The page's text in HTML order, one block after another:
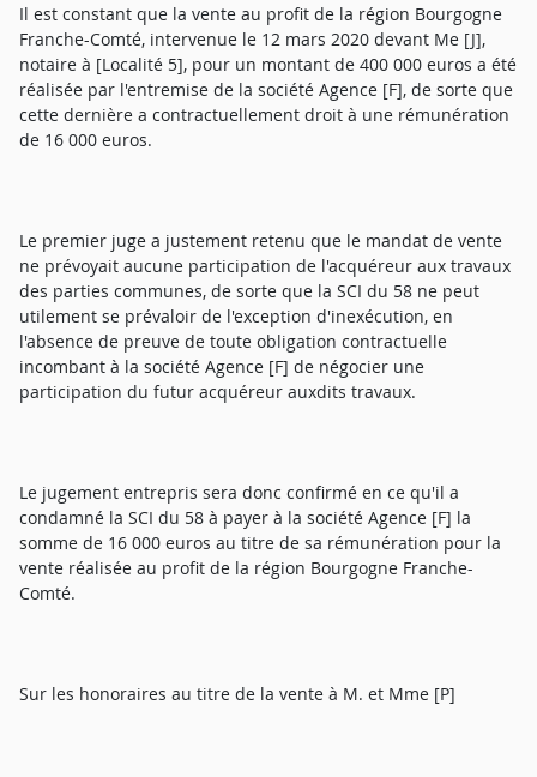
Il est constant que la vente au profit de la région Bourgogne
Franche-Comté, intervenue le 12 mars 2020 devant Me [J],
notaire à [Localité 5], pour un montant de 400 000 euros a été
réalisée par l'entremise de la société Agence [F], de sorte que
cette dernière a contractuellement droit à une rémunération
de 16 000 euros.
Le premier juge a justement retenu que le mandat de vente
ne prévoyait aucune participation de l'acquéreur aux travaux
des parties communes, de sorte que la SCI du 58 ne peut
utilement se prévaloir de l'exception d'inexécution, en
l'absence de preuve de toute obligation contractuelle
incombant à la société Agence [F] de négocier une
participation du futur acquéreur auxdits travaux.
Le jugement entrepris sera donc confirmé en ce qu'il a
condamné la SCI du 58 à payer à la société Agence [F] la
somme de 16 000 euros au titre de sa rémunération pour la
vente réalisée au profit de la région Bourgogne Franche-
Comté.
Sur les honoraires au titre de la vente à M. et Mme [P]